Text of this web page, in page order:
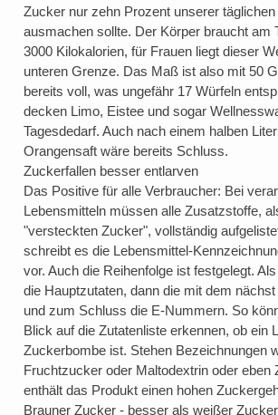
Zucker nur zehn Prozent unserer
ausmachen sollte. Der Körper braucht am
3000 Kilokalorien, für Frauen liegt dieser
unteren Grenze. Das Maß ist also mit 50
bereits voll, was ungefähr 17 Würfeln
decken Limo, Eistee und sogar
Tagesdedarf. Auch nach einem halben
Orangensaft wäre bereits Schluss.
Zuckerfallen besser entlarven
Das Positive für alle Verbraucher: Bei
Lebensmitteln müssen alle Zusatzstoffe,
"versteckten Zucker", vollständig
schreibt es die Lebensmittel-
vor. Auch die Reihenfolge ist festgelegt.
die Hauptzutaten, dann die mit dem
und zum Schluss die E-Nummern. So
Blick auf die Zutatenliste erkennen, ob ein
Zuckerbombe ist. Stehen Bezeichnungen
Fruchtzucker oder Maltodextrin oder eben
enthält das Produkt einen hohen
Brauner Zucker - besser als weißer